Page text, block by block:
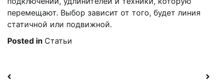
перемещают. Выбор зависит от того, будет линия
статичной или подвижной.
Posted in Статьи